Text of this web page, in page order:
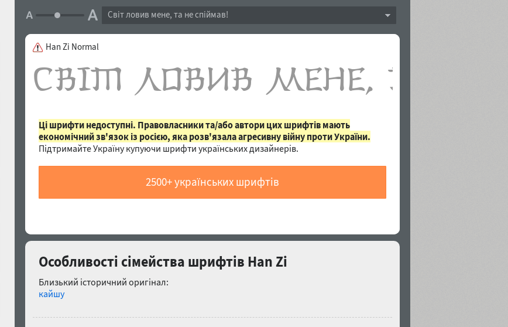
Санкт-Петербурга Александрой Егоровой и выпущен компанией ПараТайп в 2008.
Світ ловив мене, та не спіймав!
Han Zi Normal
Ці шрифти недоступні. Правовласники та/або автори цих шрифтів мають
економічний зв'язок із росією, яка розв'язала агресивну війну проти України.
Підтримайте Україну купуючи шрифти українських дизайнерів.
2500+ українських шрифтів
Особливості сімейства шрифтів Han Zi
Близький історичний оригінал:
кайшу